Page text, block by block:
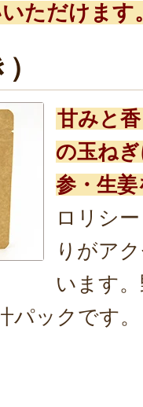
ただけます
甘みと
の玉ね
参・生
ロリシ
りがア
います
パックです。